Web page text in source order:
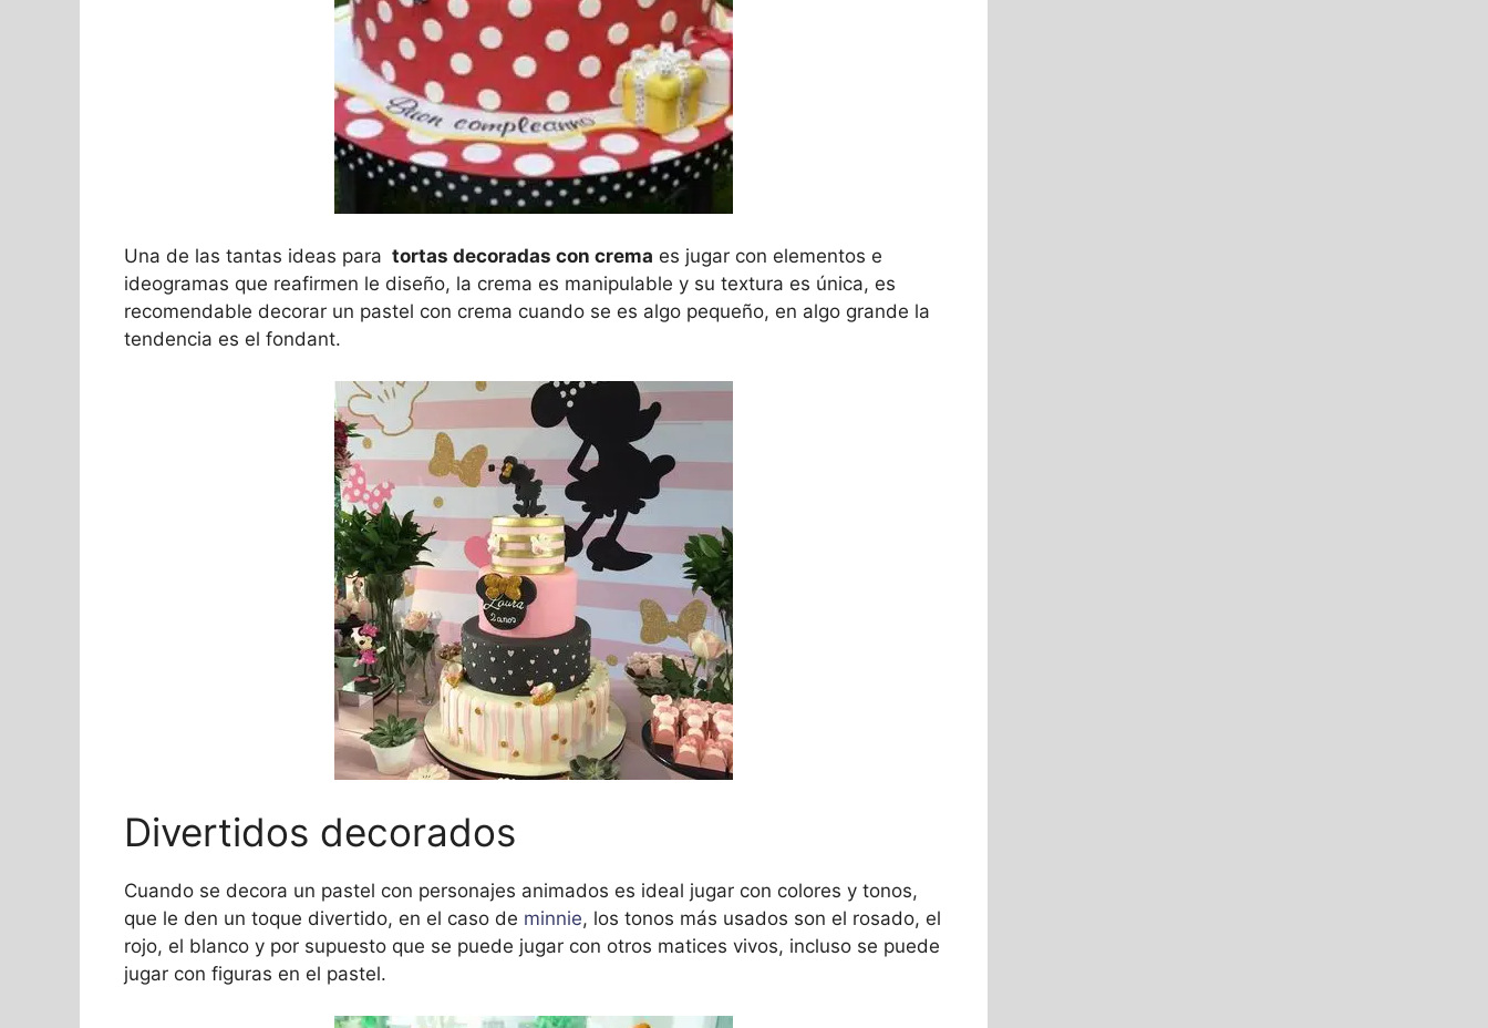
Una de las tantas ideas para tortas decoradas con crema es jugar con elementos e
ideogramas que reafirmen le diseño, la crema es manipulable y su textura es única, es
recomendable decorar un pastel con crema cuando se es algo pequeño, en algo grande la
tendencia es el fondant.
Divertidos decorados
Cuando se decora un pastel con personajes animados es ideal jugar con colores y tonos,
que le den un toque divertido, en el caso de minnie, los tonos más usados son el rosado, el
rojo, el blanco y por supuesto que se puede jugar con otros matices vivos, incluso se puede
jugar con figuras en el pastel.